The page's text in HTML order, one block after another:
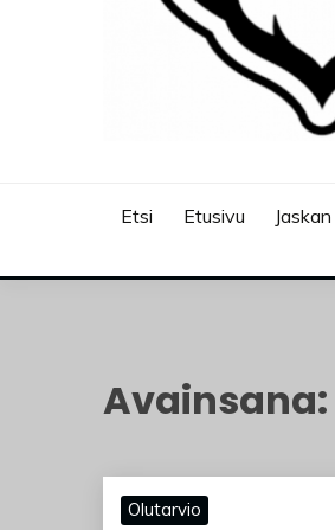
Etsi Etusivu
Avainsana:
Olutarvio